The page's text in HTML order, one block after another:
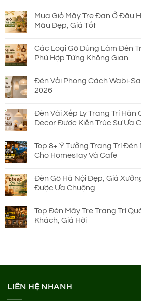
Mua Giỏ Mây Tre Đan Ở Đâu
Mẫu Đẹp, Giá Tốt
Các Loại Gỗ Dùng Làm Đèn
Phù Hợp Từng Không Gian
Đèn Vải Phong Cách Wabi-
2026
Đèn Vải Xếp Ly Trang Trí Hàn
Decor Được Kiến Trúc Sư Ưa
Top 8+ Ý Tưởng Trang Trí
Cho Homestay Và Cafe
Đèn Gỗ Hà Nội Đẹp, Giá
Được Ưa Chuộng
Top Đèn Mây Tre Trang Trí
Khách, Giá Hời
LIÊN HỆ NHANH